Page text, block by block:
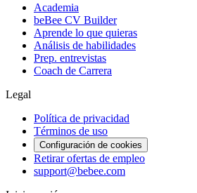
Academia
beBee CV Builder
Aprende lo que quieras
Análisis de habilidades
Prep. entrevistas
Coach de Carrera
Legal
Política de privacidad
Términos de uso
Configuración de cookies
Retirar ofertas de empleo
support@bebee.com